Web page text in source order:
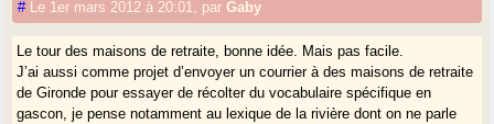
# Le 1er mars 2012 à 20:01 parGaby
Le tour des maisons de retraite, bonne idée. Mais pas facile.
J’ai aussi comme projet d’envoyer un courrier à des maisons de retraite
de Gironde pour essayer de récolter du vocabulaire spécifique en
gascon, je pense notamment au lexique de la rivière dont on ne parle